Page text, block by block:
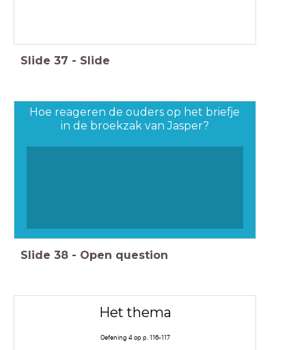
Slide 37 - Slide
Hoe reageren de ouders op het briefje
in de broekzak van Jasper?
Slide 38 - Open question
Het thema
Oefening 4 op p. 116-117